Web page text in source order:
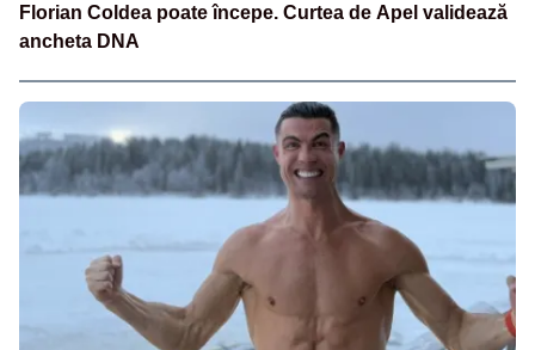
Florian Coldea poate începe. Curtea de Apel validează
ancheta DNA